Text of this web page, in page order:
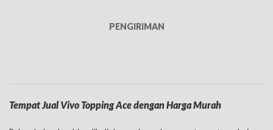
PENGIRIMAN
Tempat Jual Vivo Topping Ace dengan Harga Murah